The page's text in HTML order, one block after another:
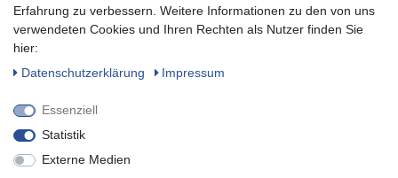
SOCIAL
Erfahrung zu verbessern. Weitere Informationen zu den von uns
verwendeten Cookies und Ihren Rechten als Nutzer finden Sie
hier:
Daten­schutz­erklärung
Impressum
Essenziell
Statistik
Externe Medien